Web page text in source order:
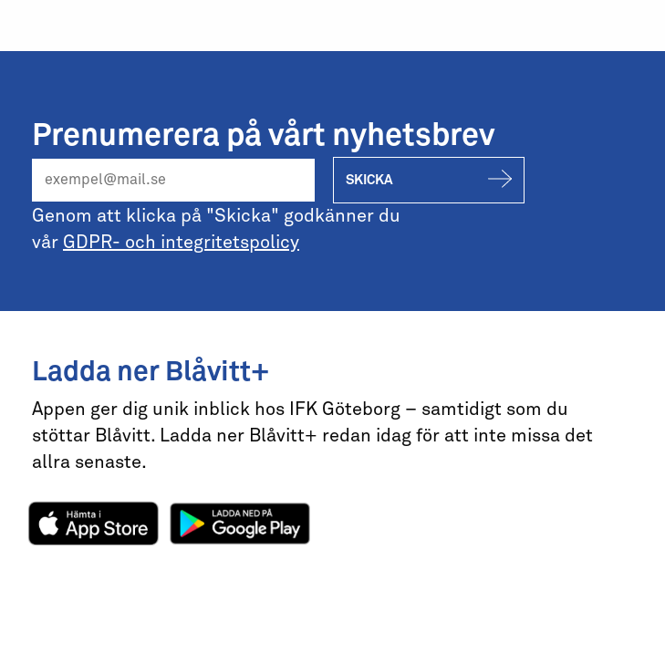
Prenumerera på vårt nyhetsbrev
SKICKA
Genom att klicka på "Skicka" godkänner du
vår GDPR- och integritetspolicy
Ladda ner Blåvitt+
Appen ger dig unik inblick hos IFK Göteborg – samtidigt som du
stöttar Blåvitt. Ladda ner Blåvitt+ redan idag för att inte missa det
allra senaste.